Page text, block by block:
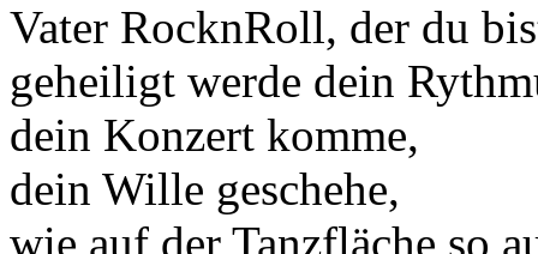
Vater RocknRoll, der du
geheiligt werde dein
dein Konzert komme,
dein Wille geschehe,
wie auf der Tanzfläche so